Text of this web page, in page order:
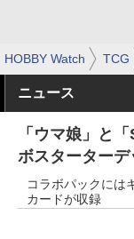
HOBBY Watch TCG
ニュース
「ウマ娘」と
ボスターター
コラボパックには
カードが収録